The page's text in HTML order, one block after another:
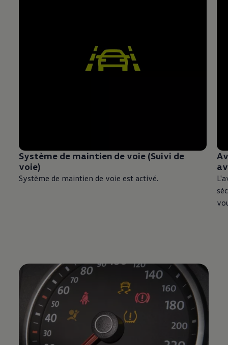
Système de maintien de voie (Suivi de
voie)
Système de maintien de voie est activé.